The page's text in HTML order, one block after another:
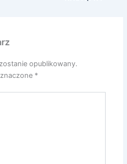
opublikowany.
*